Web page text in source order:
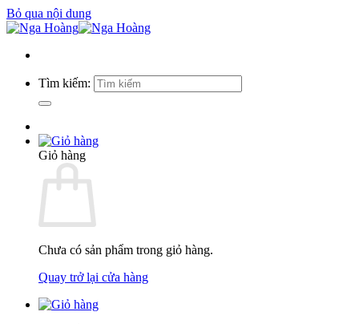
Bỏ qua nội dung
Tìm kiếm:
Giỏ hàng
Chưa có sản phẩm trong giỏ hàng.
Quay trở lại cửa hàng